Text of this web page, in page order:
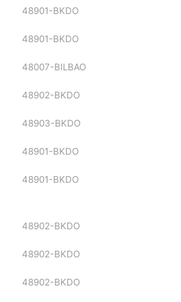
48901-BKDO
48901-BKDO
48007-BILBAO
48902-BKDO
48903-BKDO
48901-BKDO
48901-BKDO
48902-BKDO
48902-BKDO
48902-BKDO